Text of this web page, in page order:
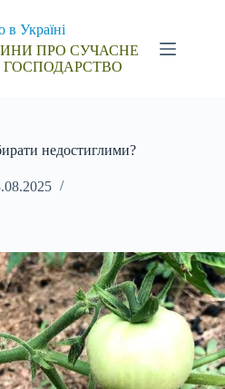
в Україні
ПРО СУЧАСНЕ
ГОСПОДАРСТВО
недостиглими?